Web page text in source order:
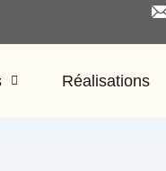
Réalisations